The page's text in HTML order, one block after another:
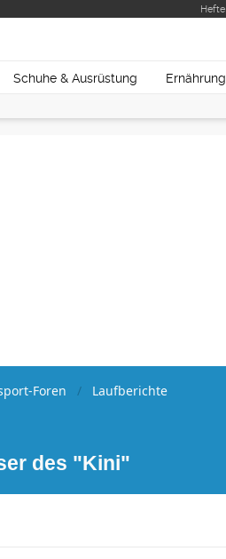
Hefte
Schuhe & Ausrüstung Ernährung
Foren Laufberichte
des "Kini"